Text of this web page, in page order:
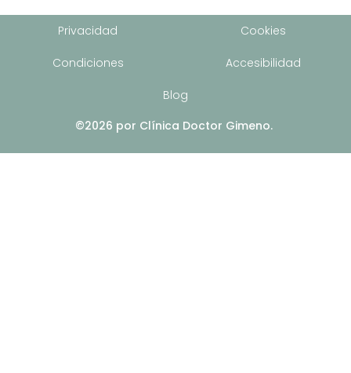
Privacidad Cookies
Condiciones Accesibilidad
Blog
©2026 por Clínica Doctor Gimeno.